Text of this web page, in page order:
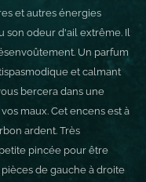
et autres énergies
son odeur d'ail extrême. Il
Un parfum
et calmant
bercera dans une
maux. Cet encens est à
ardent. Très
pincée pour être
de gauche à droite